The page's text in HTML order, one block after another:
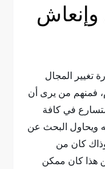
تغيير المجال
فمنهم من يرى أن
في كافة
ويحاول البحث عن
كان من
هذا كان ممكن